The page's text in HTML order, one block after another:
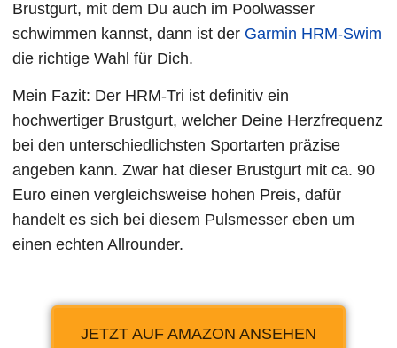
Brustgurt, mit dem Du auch im Poolwasser
schwimmen kannst, dann ist der Garmin HRM-Swim
die richtige Wahl für Dich.
Mein Fazit: Der HRM-Tri ist definitiv ein
hochwertiger Brustgurt, welcher Deine Herzfrequenz
bei den unterschiedlichsten Sportarten präzise
angeben kann. Zwar hat dieser Brustgurt mit ca. 90
Euro einen vergleichsweise hohen Preis, dafür
handelt es sich bei diesem Pulsmesser eben um
einen echten Allrounder.
JETZT AUF AMAZON ANSEHEN